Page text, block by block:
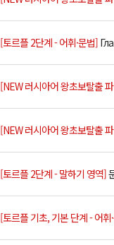
[토르플 2단계 - 어휘·문법]
[NEW 러시아어 왕초보탈출
[NEW 러시아어 왕초보탈출
[토르플 2단계 - 말하기 영역]
[토르플 기초, 기본 단계 - 어휘